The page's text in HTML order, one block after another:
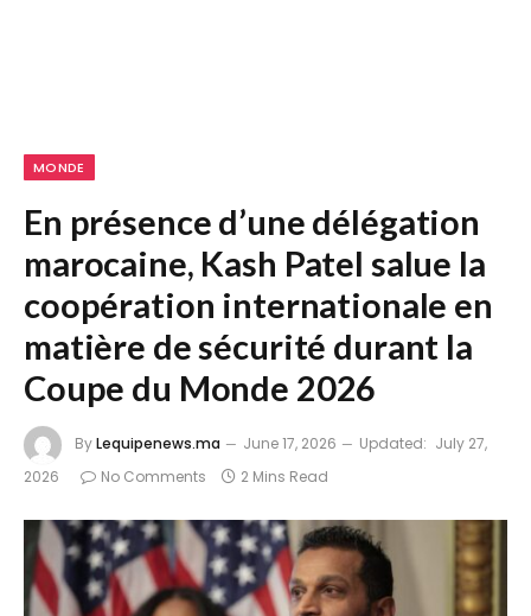
MONDE
En présence d’une délégation
marocaine, Kash Patel salue la
coopération internationale en
matière de sécurité durant la
Coupe du Monde 2026
ByLequipenews.ma June 17, 2026 Updated: July 27,
2026
No Comments 2 Mins Read